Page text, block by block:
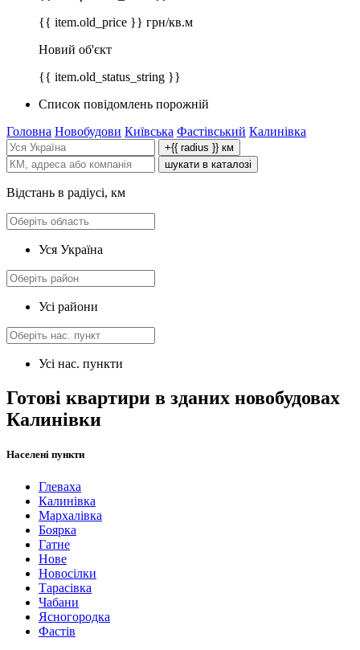
{{ item.old_price }} грн/кв.м
Новий об'єкт
{{ item.old_status_string }}
Список повідомлень порожній
Головна Новобудови Київська Фастівський Калинівка
+{{ radius }} км
шукати в каталозі
Відстань в радіусі, км
Уся Україна
Усі райони
Усі нас. пункти
Готові квартири в зданих новобудовах
Калинівки
Населені пункти
Глеваха
Калинівка
Мархалівка
Боярка
Гатне
Нове
Новосілки
Тарасівка
Чабани
Ясногородка
Фастів